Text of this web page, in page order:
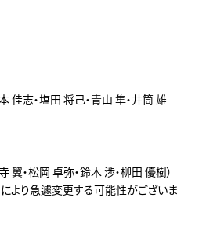
佳志・塩田 将己・青山 隼・井筒 雄
翼・松岡 卓弥・鈴木 渉・柳田 優樹）
より急遽変更する可能性がございま